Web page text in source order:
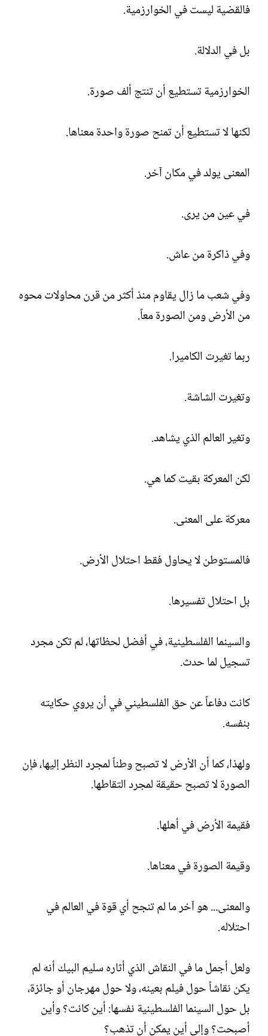
فالقضية ليست في الخوارزمية.
بل في الدلالة.
الخوارزمية تستطيع أن تنتج ألف صورة.
لكنها لا تستطيع أن تمنح صورة واحدة معناها.
المعنى يولد في مكان آخر.
في عين من يرى.
وفي ذاكرة من عاش.
وفي شعب ما زال يقاوم منذ أكثر من قرن محاولات محوه
من الأرض ومن الصورة معاً.
ربما تغيرت الكاميرا.
وتغيرت الشاشة.
وتغير العالم الذي يشاهد.
لكن المعركة بقيت كما هي.
معركة على المعنى.
فالمستوطن لا يحاول فقط احتلال الأرض.
بل احتلال تفسيرها.
والسينما الفلسطينية، في أفضل لحظاتها، لم تكن مجرد
تسجيل لما حدث.
كانت دفاعاً عن حق الفلسطيني في أن يروي حكايته
بنفسه.
ولهذا، كما أن الأرض لا تصبح وطناً لمجرد النظر إليها، فإن
الصورة لا تصبح حقيقة لمجرد التقاطها.
فقيمة الأرض في أهلها.
وقيمة الصورة في معناها.
والمعنى... هو آخر ما لم تنجح أي قوة في العالم في
احتلاله.
ولعل أجمل ما في النقاش الذي أثاره سليم البيك أنه لم
يكن نقاشاً حول فيلم بعينه، ولا حول مهرجان أو جائزة،
بل حول السينما الفلسطينية نفسها: أين كانت؟ وأين
أصبحت؟ وإلى أين يمكن أن تذهب؟